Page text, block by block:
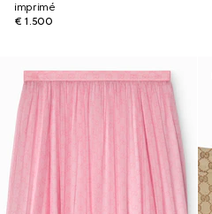
imprimé
€ 1.500